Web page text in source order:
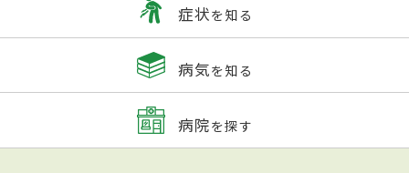
症状を知る
病気を知る
病院を探す